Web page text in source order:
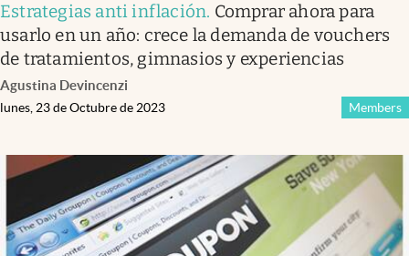
Estrategias anti inflación. Comprar ahora para
usarlo en un año: crece la demanda de vouchers
de tratamientos, gimnasios y experiencias
Agustina Devincenzi
Members
lunes, 23 de Octubre de 2023